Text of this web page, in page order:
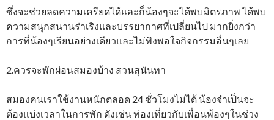
ซึ่งจะช่วยลดความเครียดได้และก็น้องๆจะได้พบมิตรภาพ ได้พบ
ความสนุกสนานร่าเริงและบรรยากาศที่เปลี่ยนไป มากยิ่งกว่า
การที่น้องๆเรียนอย่างเดียวและไม่พึงพอใจกิจกรรมอื่นๆเลย
2.ควรจะพักผ่อนสมองบ้าง สวนสุนันทา
สมองคนเราใช้งานหนักตลอด 24 ชั่วโมงไม่ได้ น้องจำเป็นจะ
ต้องแบ่งเวลาในการพัก ดังเช่น ท่องเที่ยวกับเพื่อนพ้องๆในช่วง